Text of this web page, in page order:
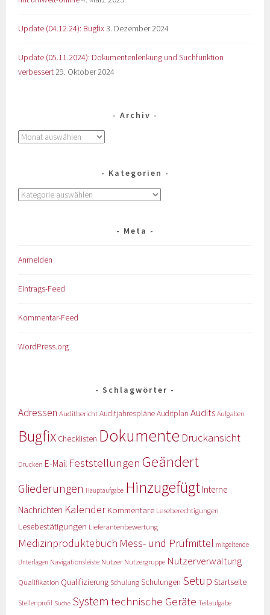
Update (04.12.24): Bugfix3. Dezember 2024
Update (05.11.2024): Dokumentenlenkung und Suchfunktion
verbessert29. Oktober 2024
Archiv
Kategorien
Meta
Anmelden
Eintrags-Feed
Kommentar-Feed
WordPress.org
Schlagwörter
Adressen AuditberichtAuditjahrespläneAuditplan Audits Aufgaben
Bugfix Checklisten Dokumente Druckansicht
Drucken E-Mail Feststellungen Geändert
Gliederungen Hauptaufgabe Hinzugefügt Interne
Nachrichten KalenderKommentare Leseberechtigungen
Lesebestätigungen Lieferantenbewertung
Medizinproduktebuch Mess- und Prüfmittel mitgeltende
Unterlagen Navigationsleiste Nutzer Nutzergruppe Nutzerverwaltung
Qualifikation Qualifizierung Schulung Schulungen Setup Startseite
Stellenprofil Suche System technische Geräte Teilaufgabe